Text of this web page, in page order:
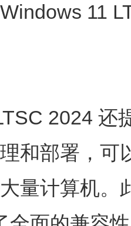
11
2024 还
和部署，可
量计算机。